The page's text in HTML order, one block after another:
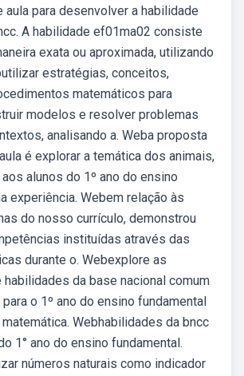
aula para desenvolver a habilidade
A habilidade ef01ma02 consiste
exata ou aproximada, utilizando
estratégias, conceitos,
matemáticos para
modelos e resolver problemas
analisando a. Weba proposta
é explorar a temática dos animais,
alunos do 1º ano do ensino
experiência. Webem relação às
do nosso currículo, demonstrou
instituídas através das
durante o. Webexplore as
da base nacional comum
o 1º ano do ensino fundamental
Webhabilidades da bncc
1° ano do ensino fundamental.
números naturais como indicador